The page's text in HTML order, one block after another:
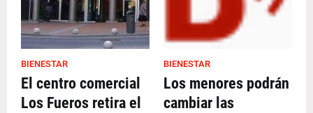
BIENESTAR
El centro comercial
Los Fueros retira el
BIENESTAR
Los menores podrán
cambiar las